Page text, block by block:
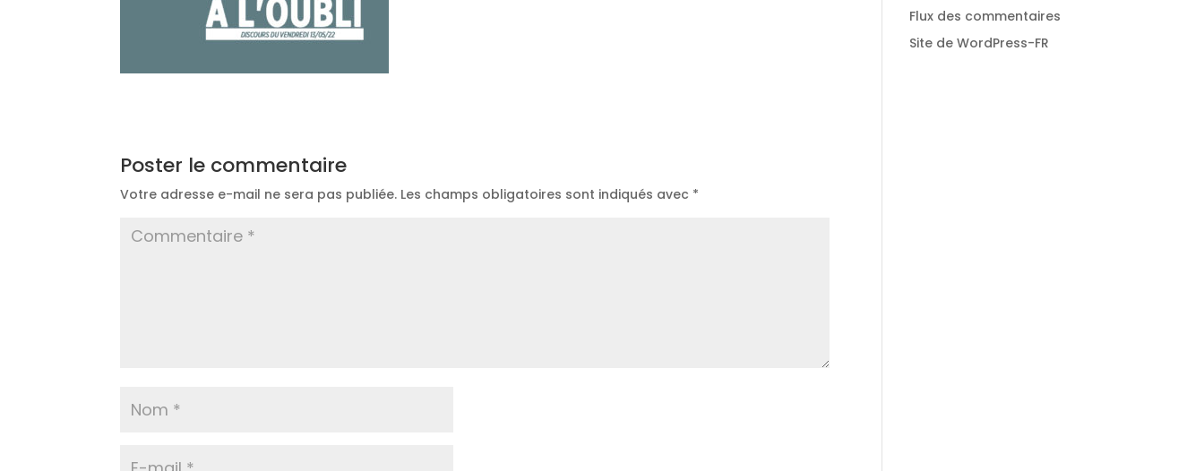
Poster le commentaire
Votre adresse e-mail ne sera pas publiée. Les champs obligatoires sont indiqués avec *
Flux des commentaires
Site de WordPress-FR